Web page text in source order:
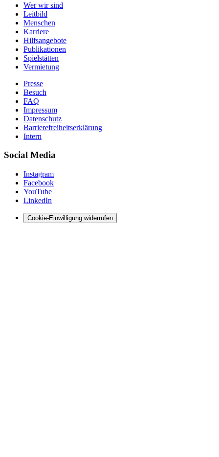
Wer wir sind
Leitbild
Menschen
Karriere
Hilfsangebote
Publikationen
Spielstätten
Vermietung
Presse
Besuch
FAQ
Impressum
Datenschutz
Barrierefreiheitserklärung
Intern
Social Media
Instagram
Facebook
YouTube
LinkedIn
Cookie-Einwilligung widerrufen